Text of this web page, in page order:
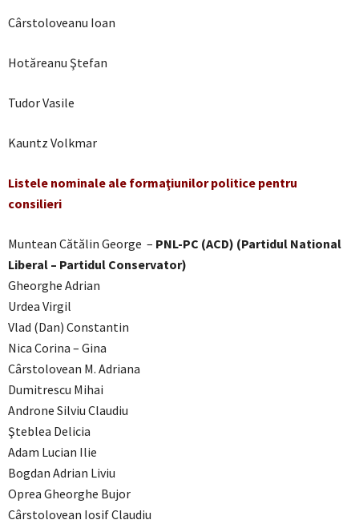
Cârstoloveanu Ioan
Hotăreanu Ştefan
Tudor Vasile
Kauntz Volkmar
Listele nominale ale formaţiunilor politice pentru
consilieri
Muntean Cătălin George – PNL-PC (ACD) (Partidul National
Liberal – Partidul Conservator)
Gheorghe Adrian
Urdea Virgil
Vlad (Dan) Constantin
Nica Corina – Gina
Cârstolovean M. Adriana
Dumitrescu Mihai
Androne Silviu Claudiu
Şteblea Delicia
Adam Lucian Ilie
Bogdan Adrian Liviu
Oprea Gheorghe Bujor
Cârstolovean Iosif Claudiu